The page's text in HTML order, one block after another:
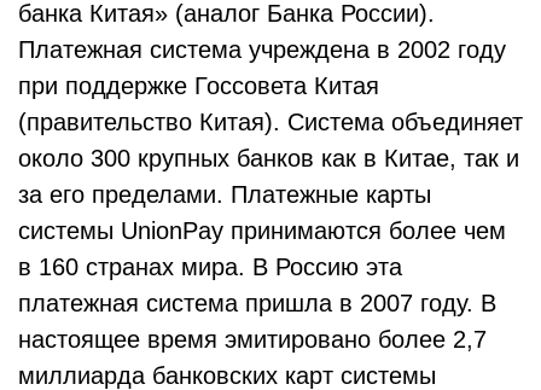
банка Китая» (аналог Банка России).
Платежная система учреждена в 2002 году
при поддержке Госсовета Китая
(правительство Китая). Система объединяет
около 300 крупных банков как в Китае, так и
за его пределами. Платежные карты
системы UnionPay принимаются более чем
в 160 странах мира. В Россию эта
платежная система пришла в 2007 году. В
настоящее время эмитировано более 2,7
миллиарда банковских карт системы